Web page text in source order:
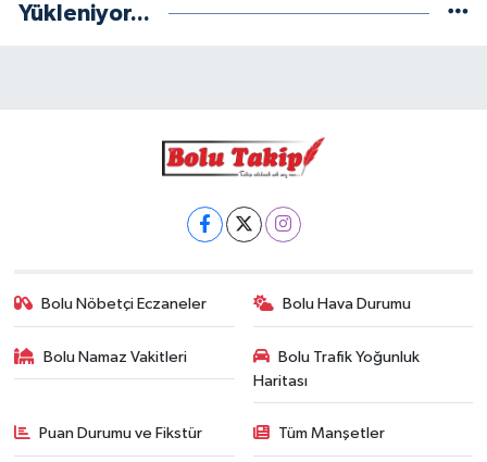
Yükleniyor...
Bolu Nöbetçi Eczaneler Bolu Hava Durumu
Bolu Namaz Vakitleri
Bolu Trafik Yoğunluk
Haritası
Puan Durumu ve Fikstür Tüm Manşetler